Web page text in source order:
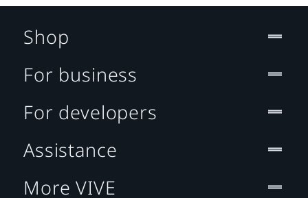
Shop
For business
For developers
Assistance
More VIVE